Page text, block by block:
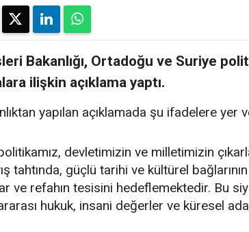
Bakanlığı, Ortadoğu ve Suriye
ilişkin açıklama yaptı.
yapılan açıklamada şu ifadelere yer
devletimizin ve milletimizin
tahtında, güçlü tarihi ve kültürel
ve refahın tesisini hedeflemektedir. Bu
hukuk, insani değerler ve küresel